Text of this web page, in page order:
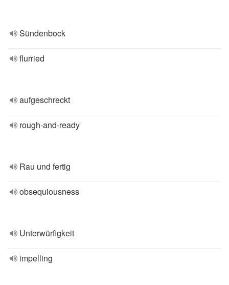
Sündenbock
flurried
aufgeschreckt
rough-and-ready
Rau und fertig
obsequiousness
Unterwürfigkeit
impelling